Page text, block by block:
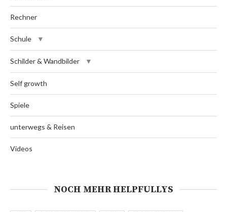
Rechner
Schule
Schilder & Wandbilder
Self growth
Spiele
unterwegs & Reisen
Videos
NOCH MEHR HELPFULLYS